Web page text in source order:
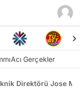
Acı Gerçekler
Direktörü Jose